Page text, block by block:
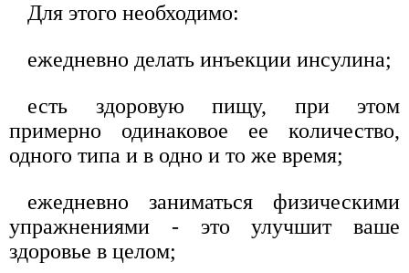
Для этого необходимо:
ежедневно делать инъекции инсулина;
есть здоровую пищу, при этом
примерно одинаковое ее количество,
одного типа и в одно и то же время;
ежедневно заниматься физическими
упражнениями - это улучшит ваше
здоровье в целом;